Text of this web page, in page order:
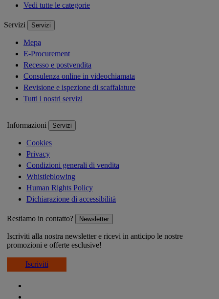
Vedi tutte le categorie
Servizi Servizi
Mepa
E-Procurement
Recesso e postvendita
Consulenza online in videochiamata
Revisione e ispezione di scaffalature
Tutti i nostri servizi
Informazioni Servizi
Cookies
Privacy
Condizioni generali di vendita
Whistleblowing
Human Rights Policy
Dichiarazione di accessibilità
Restiamo in contatto? Newsletter
Iscriviti alla nostra newsletter e ricevi in anticipo le nostre
promozioni e offerte esclusive!
Iscriviti